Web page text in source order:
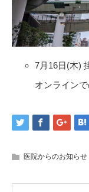
7月16日(木)
オンラインで
医院からのお知らせ